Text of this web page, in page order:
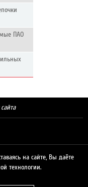
ПАО
на сайте, Вы даёте
технологии.